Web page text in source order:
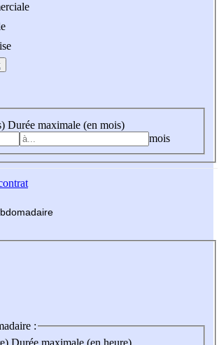
Durée maximale (en mois)
mois
madaire
:
Durée maximale (en heure)